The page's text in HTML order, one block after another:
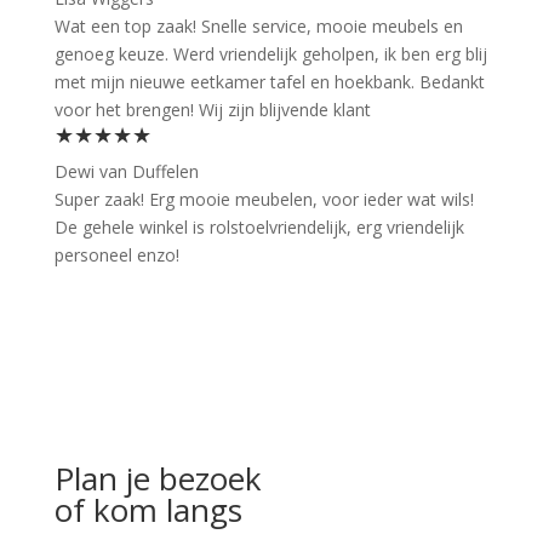
Wat een top zaak! Snelle service, mooie meubels en
genoeg keuze. Werd vriendelijk geholpen, ik ben erg blij
met mijn nieuwe eetkamer tafel en hoekbank. Bedankt
voor het brengen! Wij zijn blijvende klant
★★★★★
Dewi van Duffelen
Super zaak! Erg mooie meubelen, voor ieder wat wils!
De gehele winkel is rolstoelvriendelijk, erg vriendelijk
personeel enzo!
Plan je bezoek
of kom langs